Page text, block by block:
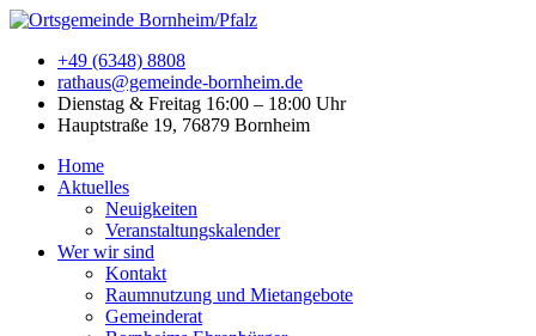
+49 (6348) 8808
rathaus@gemeinde-bornheim.de
Dienstag & Freitag 16:00 – 18:00 Uhr
Hauptstraße 19, 76879 Bornheim
Home
Aktuelles
Neuigkeiten
Veranstaltungskalender
Wer wir sind
Kontakt
Raumnutzung und Mietangebote
Gemeinderat